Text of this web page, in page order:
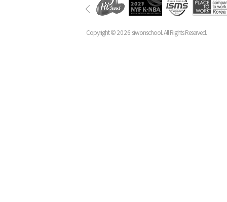
Copyright ©2026 siwonschool. All Rights Reserved.